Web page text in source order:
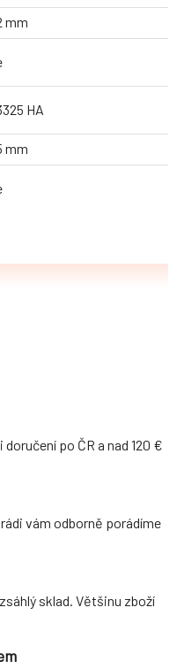
mm
HA
mm
po ČR a nad 120 €
vám odborně porádíme
sklad. Většinu zboží